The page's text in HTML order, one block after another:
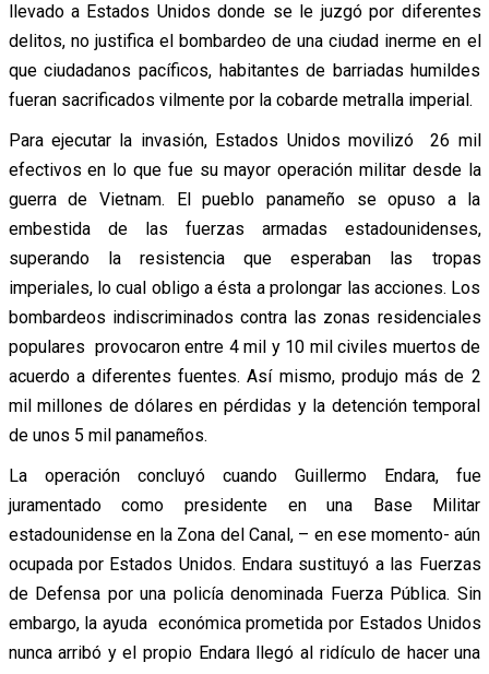
llevado a Estados Unidos donde se le juzgó por diferentes
delitos, no justifica el bombardeo de una ciudad inerme en el
que ciudadanos pacíficos, habitantes de barriadas humildes
fueran sacrificados vilmente por la cobarde metralla imperial.
Para ejecutar la invasión, Estados Unidos movilizó 26 mil
efectivos en lo que fue su mayor operación militar desde la
guerra de Vietnam. El pueblo panameño se opuso a la
embestida de las fuerzas armadas estadounidenses,
superando la resistencia que esperaban las tropas
imperiales, lo cual obligo a ésta a prolongar las acciones. Los
bombardeos indiscriminados contra las zonas residenciales
populares provocaron entre 4 mil y 10 mil civiles muertos de
acuerdo a diferentes fuentes. Así mismo, produjo más de 2
mil millones de dólares en pérdidas y la detención temporal
de unos 5 mil panameños.
La operación concluyó cuando Guillermo Endara, fue
juramentado como presidente en una Base Militar
estadounidense en la Zona del Canal, – en ese momento- aún
ocupada por Estados Unidos. Endara sustituyó a las Fuerzas
de Defensa por una policía denominada Fuerza Pública. Sin
embargo, la ayuda económica prometida por Estados Unidos
nunca arribó y el propio Endara llegó al ridículo de hacer una